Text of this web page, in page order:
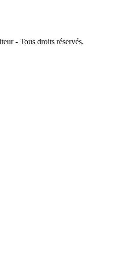
- Tous droits réservés.